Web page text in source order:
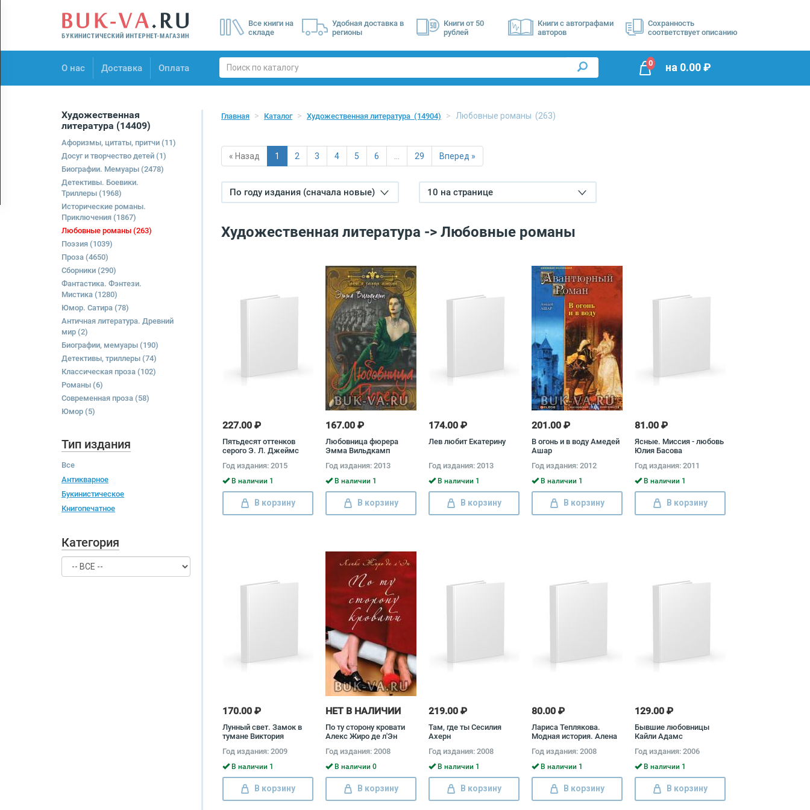
Все книги на
складе
Удобная доставка в
регионы
Книги от 50
рублей
Книги с автографами
авторов
Сохранность
соответствует описанию
О нас Доставка Оплата
О нас
0 на 0.00₽
Художественная
литература (14409)
Афоризмы, цитаты, притчи (11)
Досуг и творчество детей (1)
Биографии. Мемуары (2478)
Детективы. Боевики.
Триллеры (1968)
Исторические романы.
Приключения (1867)
Любовные романы (263)
Поэзия (1039)
Проза (4650)
Сборники (290)
Фантастика. Фэнтези.
Мистика (1280)
Юмор. Сатира (78)
Античная литература. Древний
мир (2)
Биографии, мемуары (190)
Детективы, триллеры (74)
Классическая проза (102)
Романы (6)
Современная проза (58)
Юмор (5)
Тип издания
Все
Антикварное
Букинистическое
Книгопечатное
Категория
Главная Каталог Художественная литература (14904) Любовные романы (263)
« Назад 1 2 3 4 5 6 29 Вперед »
По году издания (сначала новые) 10 на странице
Художественная литература -> Любовные романы
227.00 ₽
Пятьдесят оттенков
серого Э. Л. Джеймс
Год издания: 2015
В наличии 1
В корзину
167.00 ₽
Любовница фюрера
Эмма Вильдкамп
Год издания: 2013
В наличии 1
В корзину
174.00 ₽
Лев любит Екатерину
Год издания: 2013
В наличии 1
В корзину
201.00 ₽
В огонь и в воду Амедей
Ашар
Год издания: 2012
В наличии 1
В корзину
81.00 ₽
Ясные. Миссия - любовь
Юлия Басова
Год издания: 2011
В наличии 1
В корзину
170.00 ₽
Лунный свет. Замок в
тумане Виктория
Год издания: 2009
В наличии 1
В корзину
НЕТ В НАЛИЧИИ
По ту сторону кровати
Алекс Жиро де л'Эн
Год издания: 2008
В наличии 0
В корзину
219.00 ₽
Там, где ты Сесилия
Ахерн
Год издания: 2008
В наличии 1
В корзину
80.00 ₽
Лариса Теплякова.
Модная история. Алена
месть Лариса
Теплякова, Алена
Любимова
Год издания: 2008
В наличии 1
В корзину
129.00 ₽
Бывшие любовницы
Кайли Адамс
Год издания: 2006
В наличии 1
В корзину